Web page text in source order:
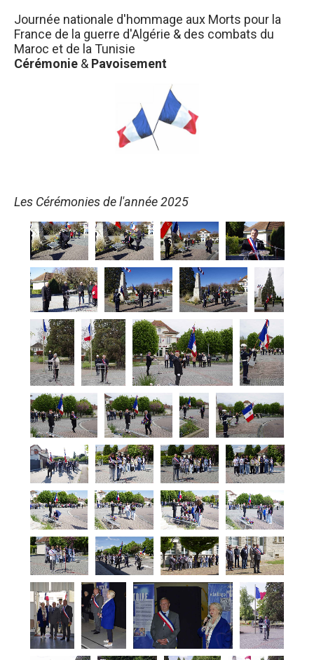
Journée nationale d'hommage aux Morts pour la
France de la guerre d'Algérie & des combats du
Maroc et de la Tunisie
Cérémonie & Pavoisement
Les Cérémonies de l'année 2025